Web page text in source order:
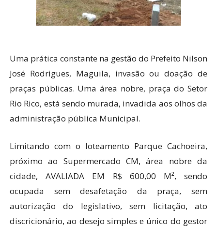
Uma prática constante na gestão do Prefeito Nilson
José Rodrigues, Maguila, invasão ou doação de
praças públicas. Uma área nobre, praça do Setor
Rio Rico, está sendo murada, invadida aos olhos da
administração pública Municipal.
Limitando com o loteamento Parque Cachoeira,
próximo ao Supermercado CM, área nobre da
cidade, AVALIADA EM R$ 600,00 M², sendo
ocupada sem desafetação da praça, sem
autorização do legislativo, sem licitação, ato
discricionário, ao desejo simples e único do gestor